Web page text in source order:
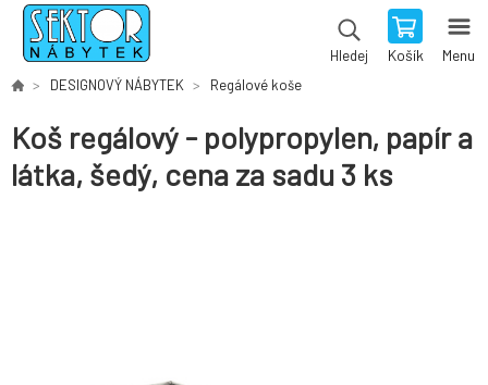
Hledej Košík Menu
DESIGNOVÝ NÁBYTEK Regálové koše
Koš regálový - polypropylen, papír a
látka, šedý, cena za sadu 3 ks